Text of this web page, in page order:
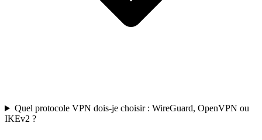
Quel protocole VPN dois-je choisir : WireGuard, OpenVPN ou
IKEv2 ?